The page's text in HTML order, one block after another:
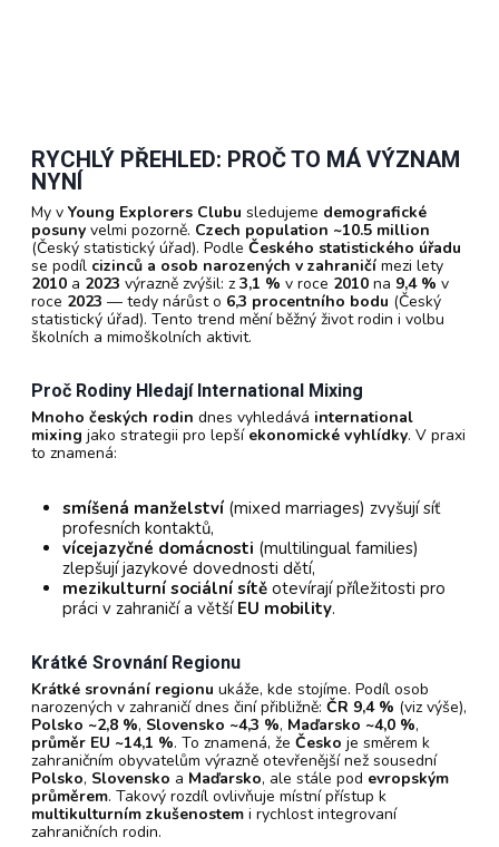
RYCHLÝ PŘEHLED: PROČ TO MÁ VÝZNAM
NYNÍ
My v Young Explorers Clubu sledujeme demografické
posuny velmi pozorně. Czech population ~10.5 million
(Český statistický úřad). Podle Českého statistického úřadu
se podíl cizinců a osob narozených v zahraničí mezi lety
2010 a 2023 výrazně zvýšil: z 3,1 % v roce 2010 na 9,4 % v
roce 2023 — tedy nárůst o 6,3 procentního bodu (Český
statistický úřad). Tento trend mění běžný život rodin i volbu
školních a mimoškolních aktivit.
Proč Rodiny Hledají International Mixing
Mnoho českých rodin dnes vyhledává international
mixing jako strategii pro lepší ekonomické vyhlídky. V praxi
to znamená:
smíšená manželství(mixed marriages) zvyšují síť
profesních kontaktů,
vícejazyčné domácnosti (multilingual families)
zlepšují jazykové dovednosti dětí,
mezikulturní sociální sítě otevírají příležitosti pro
práci v zahraničí a větší EU mobility.
Krátké Srovnání Regionu
Krátké srovnání regionu ukáže, kde stojíme. Podíl osob
narozených v zahraničí dnes činí přibližně: ČR 9,4 % (viz výše),
Polsko ~2,8 %, Slovensko ~4,3 %, Maďarsko ~4,0 %,
průměr EU ~14,1 %. To znamená, že Česko je směrem k
zahraničním obyvatelům výrazně otevřenější než sousední
Polsko, Slovensko a Maďarsko, ale stále pod evropským
průměrem. Takový rozdíl ovlivňuje místní přístup k
multikulturním zkušenostem i rychlost integrovaní
zahraničních rodin.